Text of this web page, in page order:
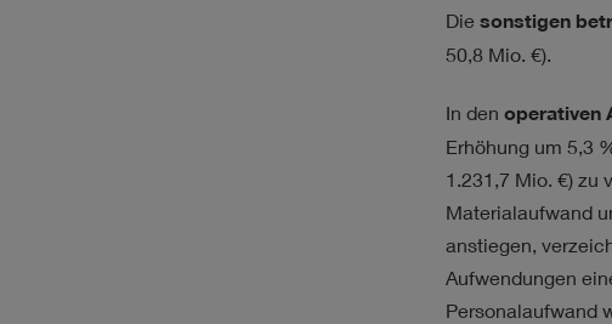
Die sonstigen
50,8 Mio. €).
In den operativen
Erhöhung um 5,3
1.231,7 Mio. €) zu
Materialaufwand
anstiegen,
Aufwendungen
Personalaufwand